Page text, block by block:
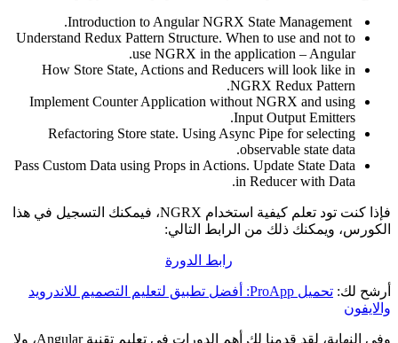
Understand Redux Pattern Structure. When to use and not to
use NGRX in the application – Angular.
How Store State, Actions and Reducers will look like in
NGRX Redux Pattern.
Implement Counter Application without NGRX and using
Input Output Emitters.
Refactoring Store state. Using Async Pipe for selecting
observable state data.
Pass Custom Data using Props in Actions. Update State Data
in Reducer with Data.
فإذا كنت تود تعلم كيفية استخدام NGRX، فيمكنك التسجيل في هذا
الكورس، ويمكنك ذلك من الرابط التالي:
رابط الدورة
أرشح لك:
تحميل ProApp: أفضل تطبيق لتعليم التصميم للاندرويد
والايفون
وفي النهاية، لقد قدمنا لك أهم الدورات في تعليم تقنية Angular، ولا